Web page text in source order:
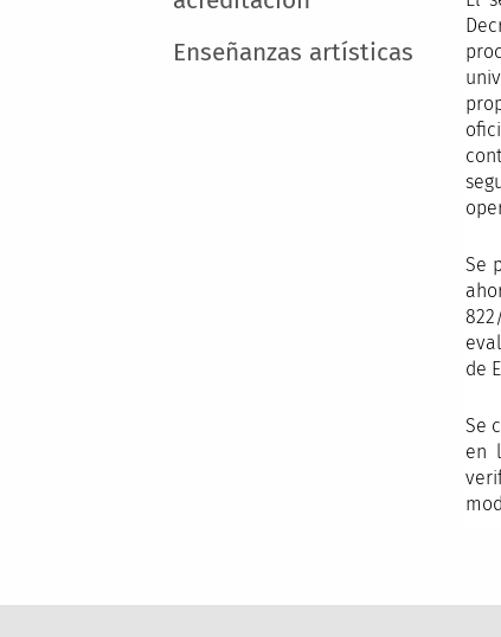
Enseñanzas artísticas
Se
de
Se
en